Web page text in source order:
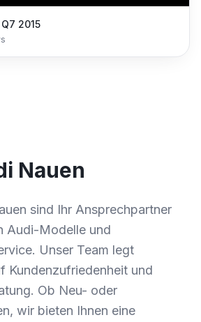
Event Q7 2015
Nauen
sind Ihr Ansprechpartner
Audi-Modelle und
Unser Team legt
Kundenzufriedenheit und
Ob Neu- oder
wir bieten Ihnen eine